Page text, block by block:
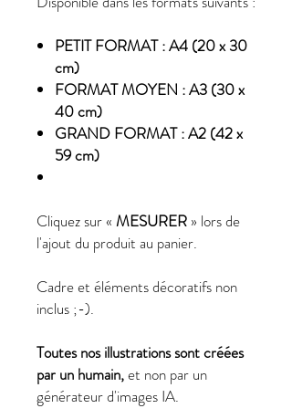
PETIT FORMAT : A4 (20 x 30
cm)
FORMAT MOYEN : A3 (30 x
40 cm)
GRAND FORMAT : A2 (42 x
59 cm)
Cliquez sur « MESURER » lors de
l'ajout du produit au panier.
Cadre et éléments décoratifs non
inclus ;-).
Toutes nos illustrations sont créées
par un humain,et non par un
générateur d'images IA.